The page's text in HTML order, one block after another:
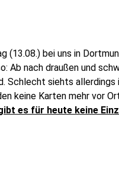
(13.08.) bei uns in
Ab nach draußen und
Schlecht siehts allerdings
keine Karten mehr vor
es für heute keine